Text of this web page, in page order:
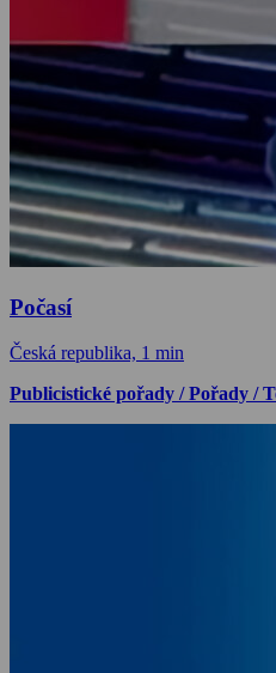
Počasí
Česká republika, 1 min
Publicistické pořady / Pořady /